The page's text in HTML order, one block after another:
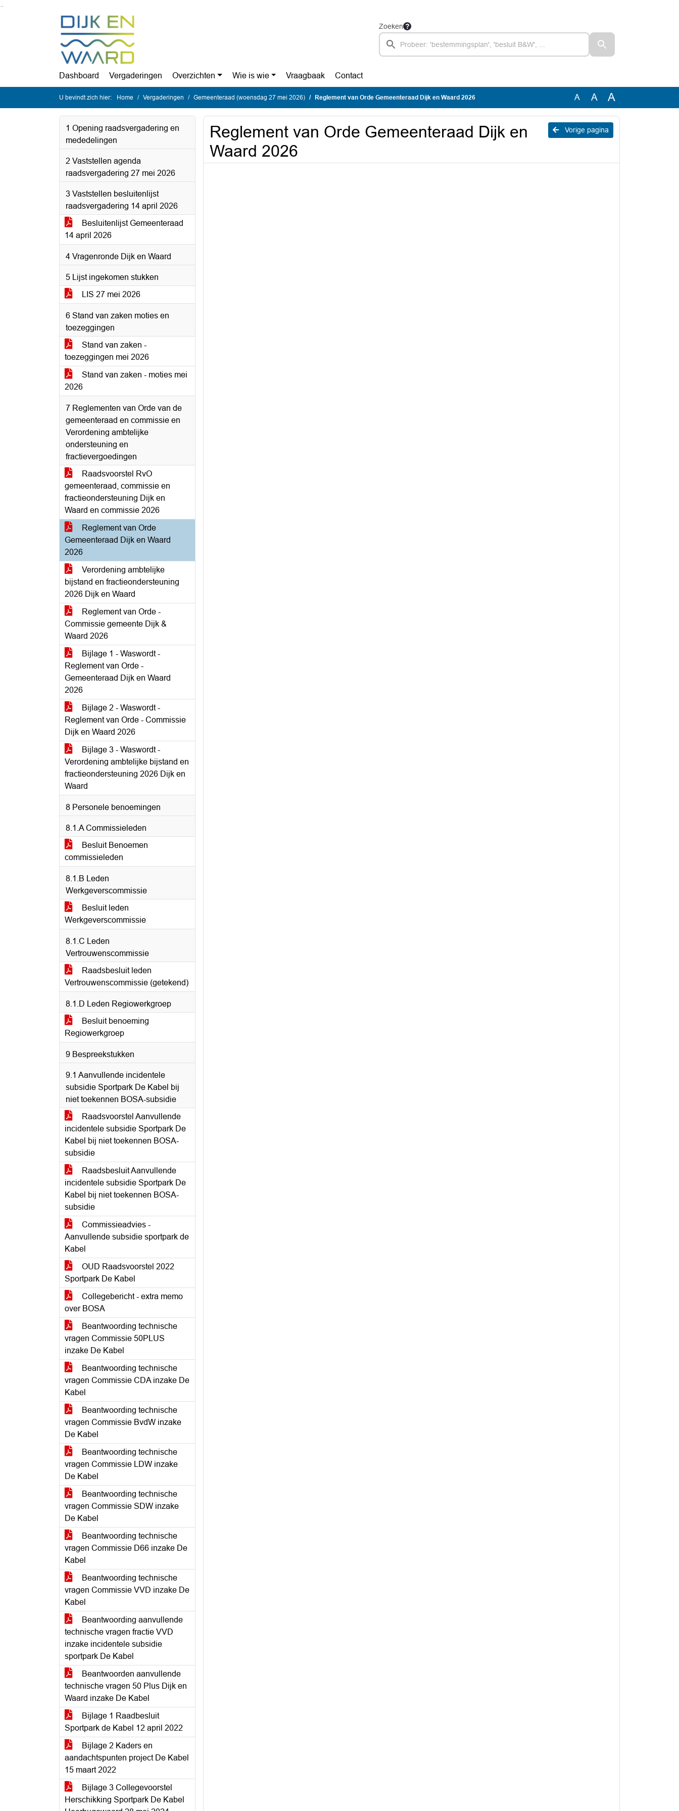
Zoeken
Dashboard Vergaderingen Overzichten Wie is wie Vraagbaak Contact
U bevindt zich hier: Home Vergaderingen Gemeenteraad (woensdag 27 mei 2026) Reglement van Orde Gemeenteraad Dijk en Waard 2026 A A A
1 Opening raadsvergadering en
mededelingen
2 Vaststellen agenda
raadsvergadering 27 mei 2026
3 Vaststellen besluitenlijst
raadsvergadering 14 april 2026
Besluitenlijst Gemeenteraad
14 april 2026
4 Vragenronde Dijk en Waard
5 Lijst ingekomen stukken
LIS 27 mei 2026
6 Stand van zaken moties en
toezeggingen
Stand van zaken -
toezeggingen mei 2026
Stand van zaken - moties mei
2026
7 Reglementen van Orde van de
gemeenteraad en commissie en
Verordening ambtelijke
ondersteuning en
fractievergoedingen
Raadsvoorstel RvO
gemeenteraad, commissie en
fractieondersteuning Dijk en
Waard en commissie 2026
Reglement van Orde
Gemeenteraad Dijk en Waard
2026
Verordening ambtelijke
bijstand en fractieondersteuning
2026 Dijk en Waard
Reglement van Orde -
Commissie gemeente Dijk &
Waard 2026
Bijlage 1 - Waswordt -
Reglement van Orde -
Gemeenteraad Dijk en Waard
2026
Bijlage 2 - Waswordt -
Reglement van Orde - Commissie
Dijk en Waard 2026
Bijlage 3 - Waswordt -
Verordening ambtelijke bijstand en
fractieondersteuning 2026 Dijk en
Waard
8 Personele benoemingen
8.1.A Commissieleden
Besluit Benoemen
commissieleden
8.1.B Leden
Werkgeverscommissie
Besluit leden
Werkgeverscommissie
8.1.C Leden
Vertrouwenscommissie
Raadsbesluit leden
Vertrouwenscommissie (getekend)
8.1.D Leden Regiowerkgroep
Besluit benoeming
Regiowerkgroep
9 Bespreekstukken
9.1 Aanvullende incidentele
subsidie Sportpark De Kabel bij
niet toekennen BOSA-subsidie
Raadsvoorstel Aanvullende
incidentele subsidie Sportpark De
Kabel bij niet toekennen BOSA-
subsidie
Raadsbesluit Aanvullende
incidentele subsidie Sportpark De
Kabel bij niet toekennen BOSA-
subsidie
Commissieadvies -
Aanvullende subsidie sportpark de
Kabel
OUD Raadsvoorstel 2022
Sportpark De Kabel
Collegebericht - extra memo
over BOSA
Beantwoording technische
vragen Commissie 50PLUS
inzake De Kabel
Beantwoording technische
vragen Commissie CDA inzake De
Kabel
Beantwoording technische
vragen Commissie BvdW inzake
De Kabel
Beantwoording technische
vragen Commissie LDW inzake
De Kabel
Beantwoording technische
vragen Commissie SDW inzake
De Kabel
Beantwoording technische
vragen Commissie D66 inzake De
Kabel
Beantwoording technische
vragen Commissie VVD inzake De
Kabel
Beantwoording aanvullende
technische vragen fractie VVD
inzake incidentele subsidie
sportpark De Kabel
Beantwoorden aanvullende
technische vragen 50 Plus Dijk en
Waard inzake De Kabel
Bijlage 1 Raadbesluit
Sportpark de Kabel 12 april 2022
Bijlage 2 Kaders en
aandachtspunten project De Kabel
15 maart 2022
Bijlage 3 Collegevoorstel
Herschikking Sportpark De Kabel
Vorige pagina
Reglement van Orde Gemeenteraad Dijk en
Waard 2026